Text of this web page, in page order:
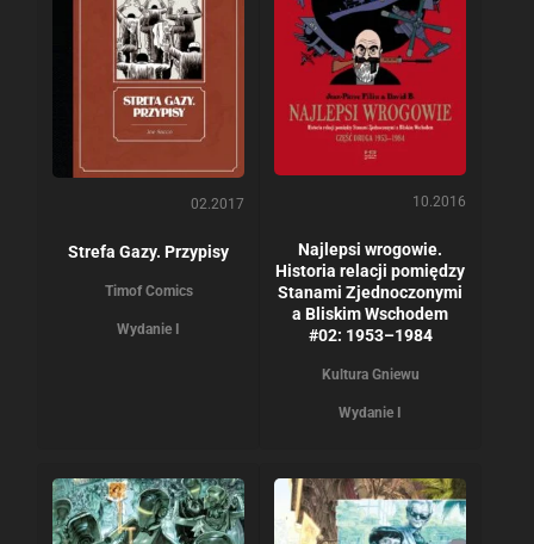
02.2017
Strefa Gazy. Przypisy
Timof Comics
Wydanie I
10.2016
Najlepsi wrogowie.
Historia relacji pomiędzy
Stanami Zjednoczonymi
a Bliskim Wschodem
#02: 1953–1984
Kultura Gniewu
Wydanie I